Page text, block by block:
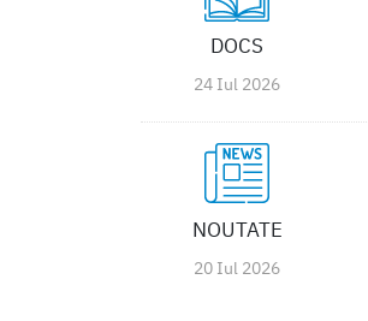
DOCS
24 Iul 2026
NOUTATE
20 Iul 2026